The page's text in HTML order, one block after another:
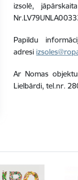
izsolē,
Papildu
adresi
Ar Nomas
Lielbārdi, tel.nr.